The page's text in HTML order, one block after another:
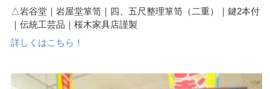
△岩谷堂｜岩屋堂箪笥｜四、五尺整理箪笥（二重）｜鍵2本付
｜伝統工芸品｜桜木家具店謹製
詳しくはこちら！